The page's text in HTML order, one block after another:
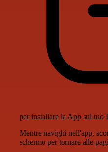
per installare la App sul tuo
Mentre navighi nell'app,
schermo per tornare alle